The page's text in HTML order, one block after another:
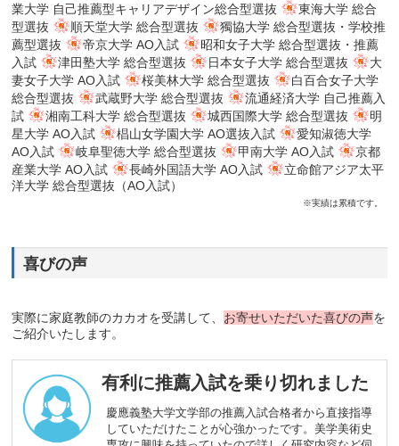
業大学 自己推薦型キャリアデザイン総合型選抜
東海大学 総合
型選抜
順天堂大学 総合型選抜
獨協大学 総合型選抜・学校推
薦型選抜
帝京大学 AO入試
昭和女子大学 総合型選抜・推薦
入試
津田塾大学 総合型選抜 日本女子大学 総合型選抜
大
妻女子大学 AO入試
桜美林大学 総合型選抜
白百合女子大学
総合型選抜
武蔵野大学 総合型選抜
流通経済大学 自己推薦入
試
湘南工科大学 総合型選抜 城西国際大学 総合型選抜
明
星大学 AO入試
椙山女学園大学 AO選抜入試
愛知淑徳大学
AO入試
岐阜聖徳大学 総合型選抜 甲南大学 AO入試
京都
産業大学 AO入試
長崎外国語大学 AO入試
立命館アジア太平
洋大学 総合型選抜（AO入試）
※実績は累積です。
喜びの声
実際に家庭教師のカカオを受講して、 お寄せいただいた喜びの声を
ご紹介いたします。
有利に推薦入試を乗り切れました
慶應義塾大学文学部の推薦入試合格者から直接指導
していただけたことが心強かったです。美学美術史